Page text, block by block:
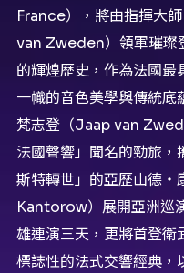
France），將由指揮大
van Zweden）領軍璀璨
的輝煌歷史，作為法國
一幟的音色美學與傳統
梵志登（Jaap van
法國聲響」聞名的勁旅，
斯特轉世」的亞歷山德
Kantorow）展開亞洲巡
雄連演三天，更將首登衛
標誌性的法式交響經典，